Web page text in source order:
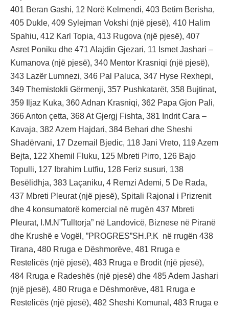
401 Beran Gashi, 12 Norë Kelmendi, 403 Betim Berisha,
405 Dukle, 409 Sylejman Vokshi (një pjesë), 410 Halim
Spahiu, 412 Karl Topia, 413 Rugova (një pjesë), 407
Asret Poniku dhe 471 Alajdin Gjezari, 11 Ismet Jashari –
Kumanova (një pjesë), 340 Mentor Krasniqi (një pjesë),
343 Lazër Lumnezi, 346 Pal Paluca, 347 Hyse Rexhepi,
349 Themistokli Gërmenji, 357 Pushkatarët, 358 Bujtinat,
359 Iljaz Kuka, 360 Adnan Krasniqi, 362 Papa Gjon Pali,
366 Anton çetta, 368 At Gjergj Fishta, 381 Indrit Cara –
Kavaja, 382 Azem Hajdari, 384 Behari dhe Sheshi
Shadërvani, 17 Dzemail Bjedic, 118 Jani Vreto, 119 Azem
Bejta, 122 Xhemil Fluku, 125 Mbreti Pirro, 126 Bajo
Topulli, 127 Ibrahim Lutfiu, 128 Feriz susuri, 138
Besëlidhja, 383 Laçaniku, 4 Remzi Ademi, 5 De Rada,
437 Mbreti Pleurat (një pjesë), Spitali Rajonal i Prizrenit
dhe 4 konsumatorë komercial në rrugën 437 Mbreti
Pleurat, I.M.N”Tulltorja” në Landovicë, Biznese në Piranë
dhe Krushë e Vogël, ”PROGRES”SH.P.K në rrugën 438
Tirana, 480 Rruga e Dëshmorëve, 481 Rruga e
Restelicës (një pjesë), 483 Rruga e Brodit (një pjesë),
484 Rruga e Radeshës (një pjesë) dhe 485 Adem Jashari
(një pjesë), 480 Rruga e Dëshmorëve, 481 Rruga e
Restelicës (një pjesë), 482 Sheshi Komunal, 483 Rruga e